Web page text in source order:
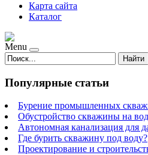
Карта сайта
Каталог
Menu
Найти
Популярные статьи
Бурение промышленных
Обустройство скважины на
Автономная канализация для
Где бурить скважину под воду?
Проектирование и